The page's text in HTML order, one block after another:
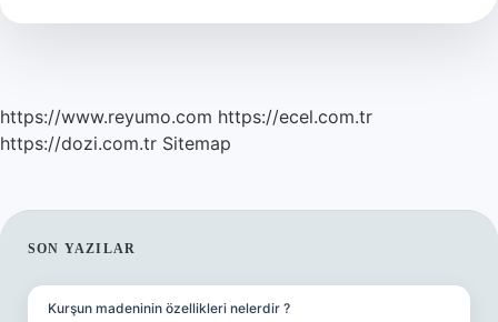
Mi
https://www.reyumo.com https://ecel.com.tr
https://dozi.com.tr Sitemap
SIDEBAR
SON YAZILAR
Kurşun madeninin özellikleri nelerdir ?